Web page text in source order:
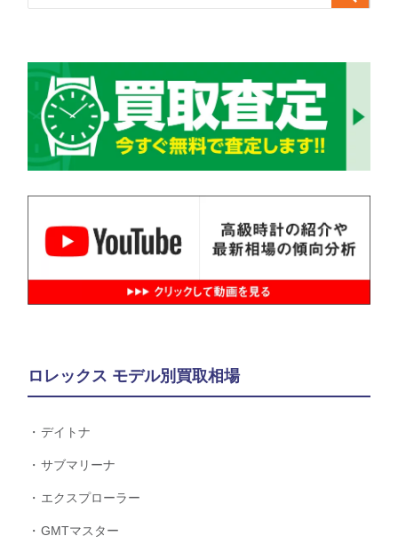
ロレックス モデル別買取相場
デイトナ
サブマリーナ
エクスプローラー
GMTマスター